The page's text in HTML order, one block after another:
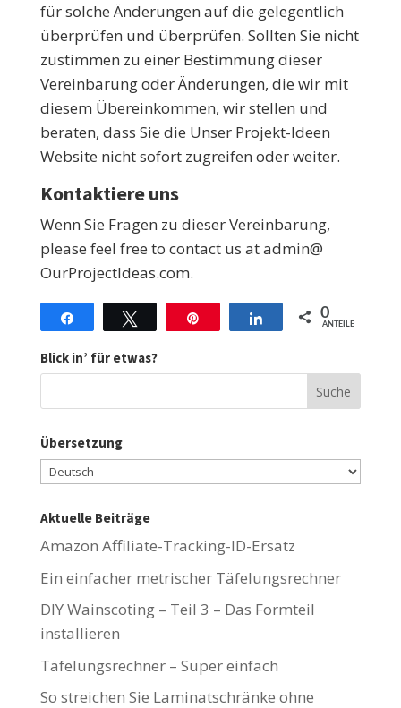
für solche Änderungen auf die gelegentlich
überprüfen und überprüfen. Sollten Sie nicht
zustimmen zu einer Bestimmung dieser
Vereinbarung oder Änderungen, die wir mit
diesem Übereinkommen, wir stellen und
beraten, dass Sie die Unser Projekt-Ideen
Website nicht sofort zugreifen oder weiter.
Kontaktiere uns
Wenn Sie Fragen zu dieser Vereinbarung,
please feel free to contact us at admin@
OurProjectIdeas.com.
Twittern Teilen 0
ANTEILE
Blick in’ für etwas?
Übersetzung
Aktuelle Beiträge
Amazon Affiliate-Tracking-ID-Ersatz
Ein einfacher metrischer Täfelungsrechner
DIY Wainscoting – Teil 3 – Das Formteil
installieren
Täfelungsrechner – Super einfach
So streichen Sie Laminatschränke ohne